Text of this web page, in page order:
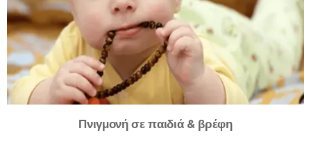
Πνιγμονή σε παιδιά & βρέφη